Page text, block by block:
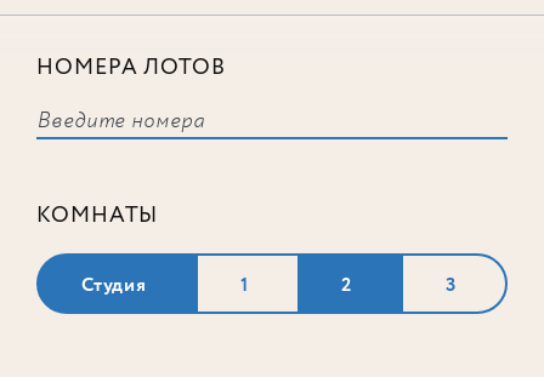
НОМЕРА ЛОТОВ
КОМНАТЫ
Студия 1 2 3
соответствует ни одного лота